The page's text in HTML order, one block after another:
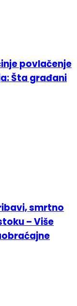
povlačenje
Šta građani
smrtno
– Više